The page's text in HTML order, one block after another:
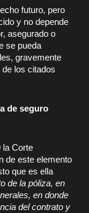
futuro, pero
y no depende
asegurado o
se pueda
gravemente
los citados
de seguro
la Corte
de este elemento
que es ella
de la póliza, en
en donde
del contrato y